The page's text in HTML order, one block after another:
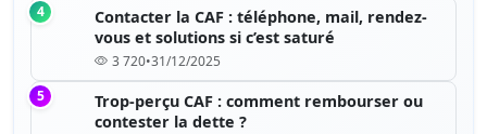
4
Contacter la CAF : téléphone, mail, rendez-
vous et solutions si c’est saturé
3 720•31/12/2025
5
Trop-perçu CAF : comment rembourser ou
contester la dette ?